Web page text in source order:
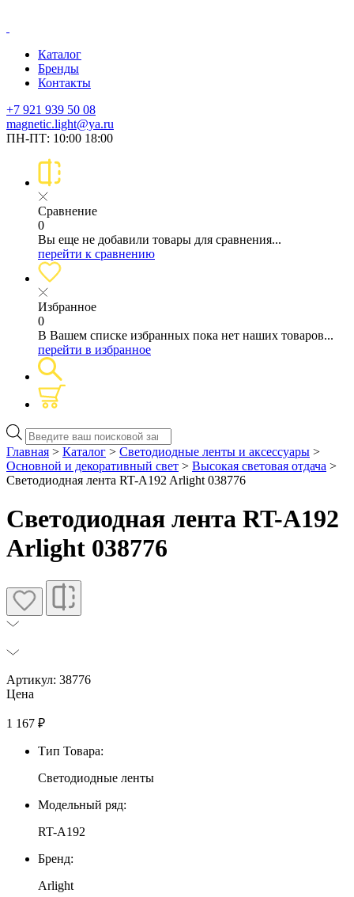
Каталог
Бренды
Контакты
+7 921 939 50 08
magnetic.light@ya.ru
ПН-ПТ: 10:00 18:00
Сравнение
0
Вы еще не добавили товары для сравнения...
перейти к сравнению
Избранное
0
В Вашем списке избранных пока нет наших товаров...
перейти в избранное
Поиск
товаров
Главная > Каталог > Светодиодные ленты и аксессуары >
Основной и декоративный свет > Высокая световая отдача >
Светодиодная лента RT-A192 Arlight 038776
Светодиодная лента RT-A192
Arlight 038776
Артикул: 38776
Цена
1 167 ₽
Тип Товара:
Светодиодные ленты
Модельный ряд:
RT-A192
Бренд:
Arlight